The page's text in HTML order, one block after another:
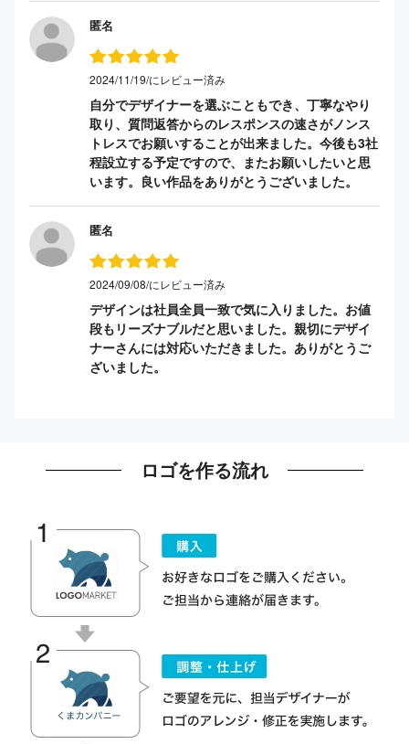
匿名
2024/11/19/にレビュー済み
自分でデザイナーを選ぶこともでき、丁寧なやり
取り、質問返答からのレスポンスの速さがノンス
トレスでお願いすることが出来ました。今後も3社
程設立する予定ですので、またお願いしたいと思
います。良い作品をありがとうございました。
匿名
2024/09/08/にレビュー済み
デザインは社員全員一致で気に入りました。お値
段もリーズナブルだと思いました。親切にデザイ
ナーさんには対応いただきました。ありがとうご
ざいました。
ロゴを作る流れ